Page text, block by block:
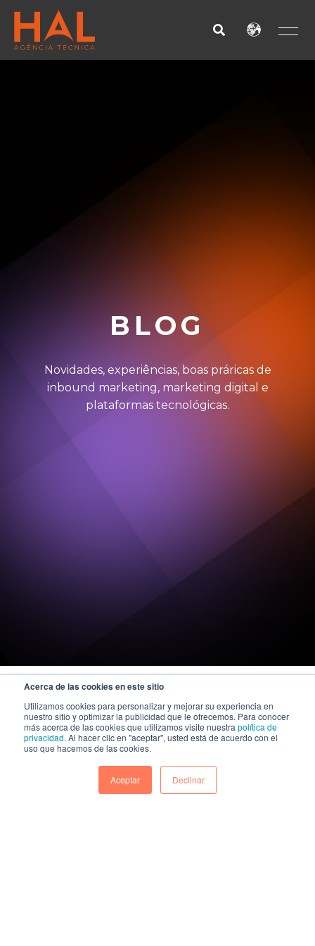
Acerca de las cookies en este sitio
Utilizamos cookies para personalizar y mejorar su experiencia en
nuestro sitio y optimizar la publicidad que le ofrecemos. Para conocer
más acerca de las cookies que utilizamos visite nuestra política de
privacidad. Al hacer clic en "aceptar", usted está de acuerdo con el
uso que hacemos de las cookies.
Aceptar Declinar
BLOG
Novidades, experiências, boas práricas de
inbound marketing, marketing digital e
plataformas tecnológicas.